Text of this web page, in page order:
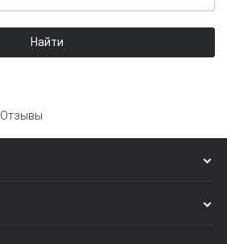
Найти
Отзывы